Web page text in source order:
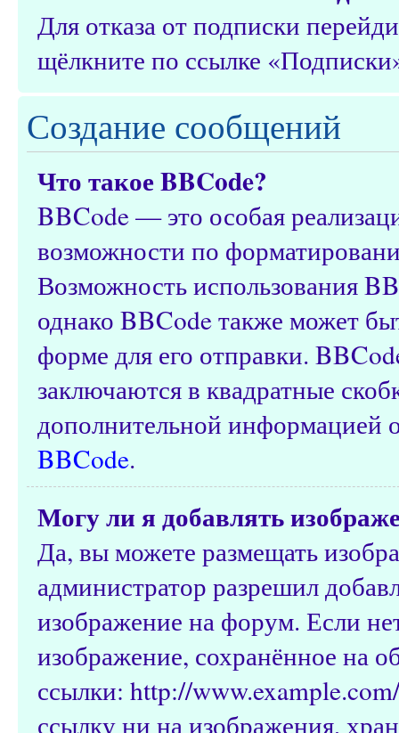
Для отказа от подписки
щёлкните по ссылке
Создание сообщений
Что такое BBCode?
BBCode — это особая
возможности по
Возможность использования
однако BBCode также может
форме для его отправки.
заключаются в квадратные
дополнительной информацией
BBCode.
Могу ли я добавлять
Да, вы можете размещать
администратор разрешил
изображение на форум. Если
изображение, сохранённое на
ссылки: http://
ссылку ни на изображения,